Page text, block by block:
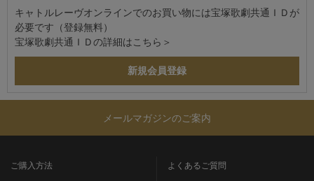
キャトルレーヴオンラインでのお買い物には宝塚歌劇共通ＩＤが
必要です（登録無料）
宝塚歌劇共通ＩＤの詳細は こちら＞
メールマガジンのご案内
ご購入方法
よくあるご質問